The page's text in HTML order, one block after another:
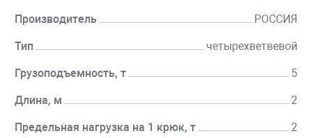
Производитель РОССИЯ
Тип четырехветвевой
Грузоподъемность, т 5
Длина, м 2
Предельная нагрузка на 1 крюк, т 2